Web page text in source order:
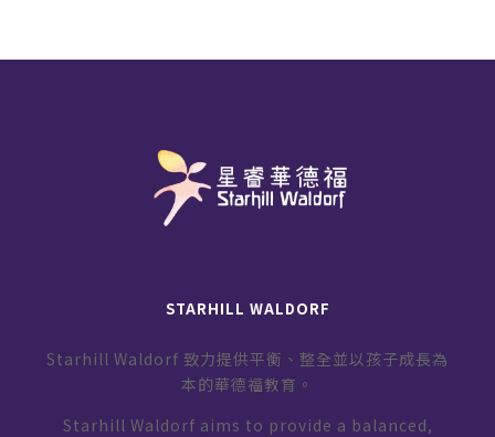
STARHILL WALDORF
Starhill Waldorf 致力提供平衡、整全並以孩子成長為
本的華德福教育。
Starhill Waldorf aims to provide a balanced,